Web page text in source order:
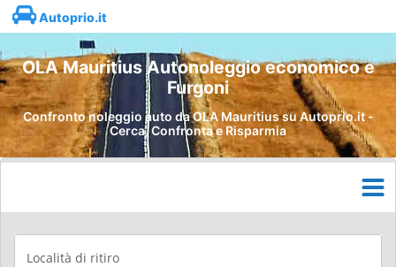
Autoprio.it
OLA Mauritius Autonoleggio economico e
Furgoni
Confronto noleggio auto da OLA Mauritius su Autoprio.it -
Cerca, Confronta e Risparmia
Località di ritiro